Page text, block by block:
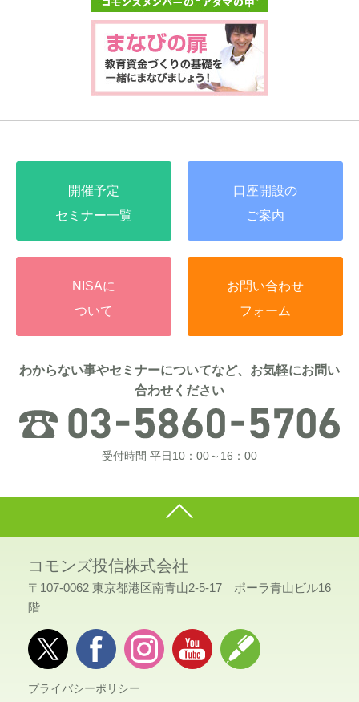
開催予定
セミナー一覧
口座開設の
ご案内
NISAに
ついて
お問い合わせ
フォーム
わからない事やセミナーについてなど、お気軽にお問い
合わせください
受付時間 平日10：00～16：00
コモンズ投信株式会社
〒107-0062 東京都港区南青山2-5-17 ポーラ青山ビル16
階
プライバシーポリシー